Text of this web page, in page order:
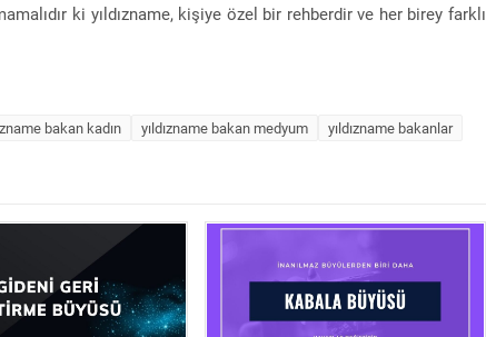
ki yıldızname, kişiye özel bir rehberdir ve her birey farklı
bakan kadın yıldızname bakan medyum yıldızname bakanlar